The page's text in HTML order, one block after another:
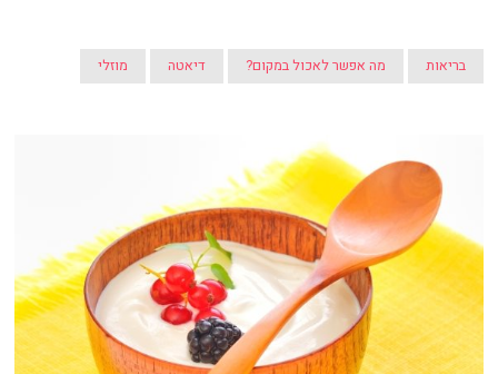
בריאות מה אפשר לאכול במקום? דיאטה מוזלי